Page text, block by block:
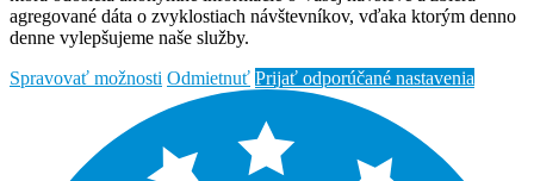
agregované dáta o zvyklostiach návštevníkov, vďaka ktorým denno
denne vylepšujeme naše služby.
Spravovať možnosti Odmietnuť Prijať odporúčané nastavenia